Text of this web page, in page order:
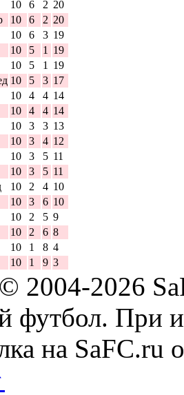
10 6 2 20
10 6 2 20
10 6 3 19
10 5 1
19
10 5 1
19
10 5 3 17
10 4 4 14
10 4 4 14
10 3 3 13
10 3 4 12
10 3 5 11
10 3 5 11
10 2 4 10
10 3 6 10
10 2 5 9
10 2 6 8
10 1 8 4
10 1 9 3
2004-2026
футбол. При
на SaFC.ru